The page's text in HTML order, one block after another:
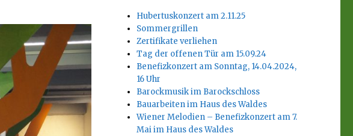
Hubertuskonzert am 2.11.25
Sommergrillen
Zertifikate verliehen
Tag der offenen Tür am 15.09.24
Benefizkonzert am Sonntag, 14.04.2024,
16 Uhr
Barockmusik im Barockschloss
Bauarbeiten im Haus des Waldes
Wiener Melodien – Benefizkonzert am 7.
Mai im Haus des Waldes